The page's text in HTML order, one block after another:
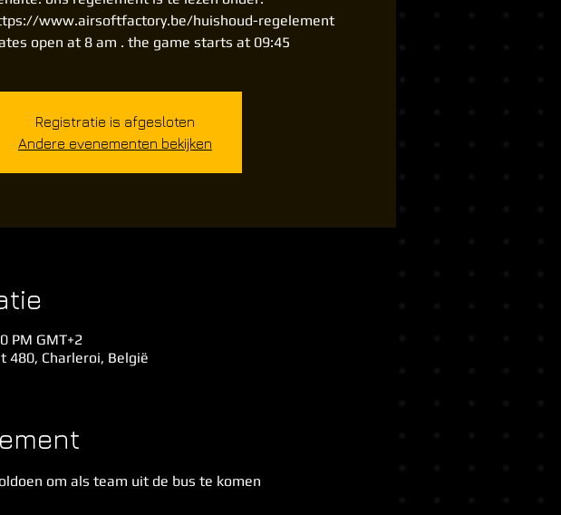
www.airsoftfactory.be/huishoud-regelement
open at 8 am . the game starts at 09:45
Registratie is afgesloten
Andere evenementen bekijken
PM GMT+2
480, Charleroi, België
om als team uit de bus te komen